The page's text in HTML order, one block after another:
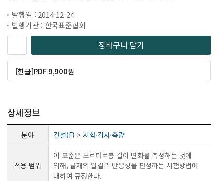
발행일 : 2014-12-24
발행기관 : 한국표준협회
장바구니 담기
[한글]PDF 9,900원
상세정보
분야 건설(F) > 시험·검사·측량
적용 범위
이 표준은 모르타르봉 길이 변화를 측정하는 것에
의해, 골재의 알칼리 반응성을 판정하는 시험방법에
대하여 규정한다.